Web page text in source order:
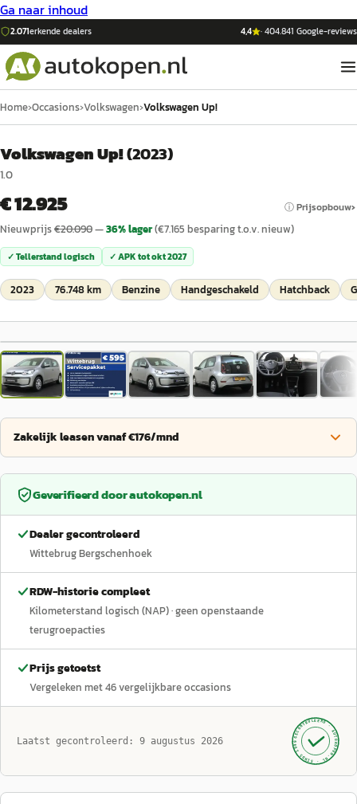
Ga naar inhoud
2.071erkende dealers 4,4 ·404.841 Google-reviews
Home›Occasions›Volkswagen›Volkswagen Up!
Volkswagen Up!(2023)
1.0
€ 12.925 ⓘ Prijsopbouw
Nieuwprijs€20.090—36% lager(€7.165 besparing t.o.v. nieuw)
✓ Tellerstand logisch ✓ APK totokt 2027
2023 76.748 km Benzine Handgeschakeld Hatchback
1/35
Zakelijk leasen vanaf €176/mnd
Geverifieerd doorautokopen.nl
Dealer gecontroleerd
Wittebrug Bergschenhoek
RDW-historie compleet
Kilometerstand logisch (NAP)· geen openstaande
terugroepacties
Prijs getoetst
Vergeleken met46vergelijkbare occasions
Laatst gecontroleerd: 9 augustus 2026 GECONTROLEERD ·
AUTOKOPEN.NL
· SINDS 1999 ·